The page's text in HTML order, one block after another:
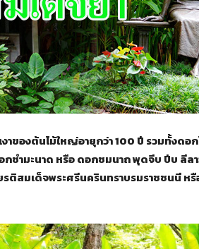
าของต้นไม้ใหญ่อายุกว่า 100 ปี รวมทั้งดอ
กชำมะนาด หรือ ดอกชมนาถ พุดจีบ ปีบ ลี
ติสมเด็จพระศรีนครินทราบรมราชชนนี ห